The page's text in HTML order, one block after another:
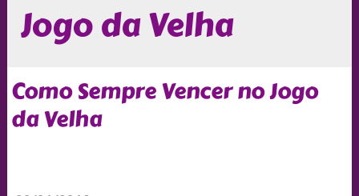
Jogo da Velha
Como Sempre Vencer no Jogo
da Velha